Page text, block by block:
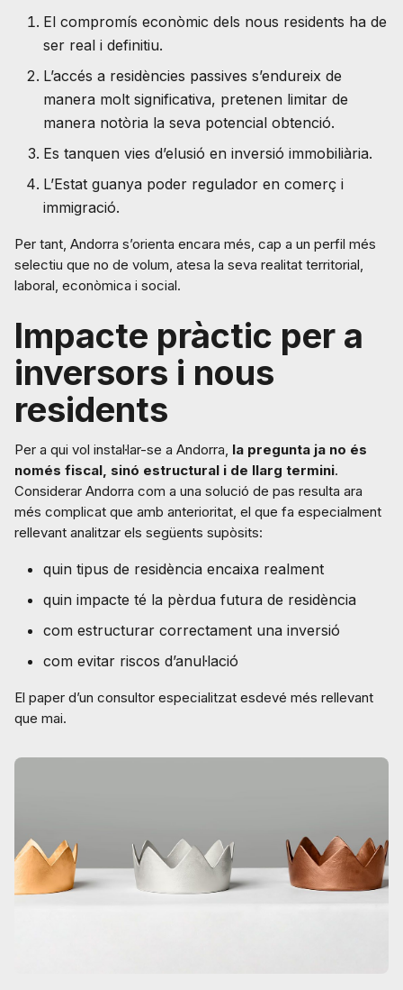
El compromís econòmic dels nous residents ha de
ser real i definitiu.
L’accés a residències passives s’endureix de
manera molt significativa, pretenen limitar de
manera notòria la seva potencial obtenció.
Es tanquen vies d’elusió en inversió immobiliària.
L’Estat guanya poder regulador en comerç i
immigració.
Per tant, Andorra s’orienta encara més, cap a un perfil més
selectiu que no de volum, atesa la seva realitat territorial,
laboral, econòmica i social.
Impacte pràctic per a
inversors i nous
residents
Per a qui vol instal·lar-se a Andorra, la pregunta ja no és
només fiscal, sinó estructural i de llarg termini.
Considerar Andorra com a una solució de pas resulta ara
més complicat que amb anterioritat, el que fa especialment
rellevant analitzar els següents supòsits:
quin tipus de residència encaixa realment
quin impacte té la pèrdua futura de residència
com estructurar correctament una inversió
com evitar riscos d’anul·lació
El paper d’un consultor especialitzat esdevé més rellevant
que mai.